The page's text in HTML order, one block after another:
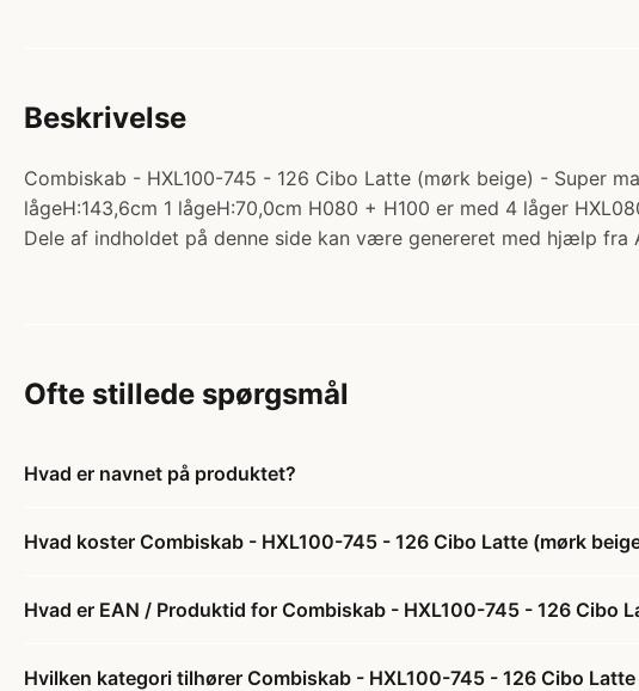
Beskrivelse
Combiskab - HXL100-745 - 126 Cibo Latte (mørk beige) - Super
lågeH:143,6cm 1 lågeH:70,0cm H080 + H100 er med 4 låger
Dele af indholdet på denne side kan være genereret med hjælp fra
Ofte stillede spørgsmål
Hvad er navnet på produktet?
Hvad koster Combiskab - HXL100-745 - 126 Cibo Latte (mørk
Hvad er EAN / Produktid for Combiskab - HXL100-745 - 126 Cibo
Hvilken kategori tilhører Combiskab - HXL100-745 - 126 Cibo